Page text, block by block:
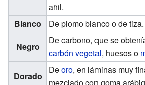
añil.
Blanco
De plomo blanco o de tiza.
Negro
De carbono, que se
carbón vegetal, huesos o
Dorado
Deoro, en láminas muy